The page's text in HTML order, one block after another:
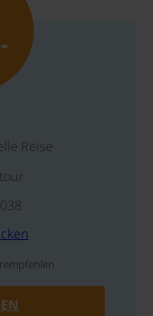
Reise